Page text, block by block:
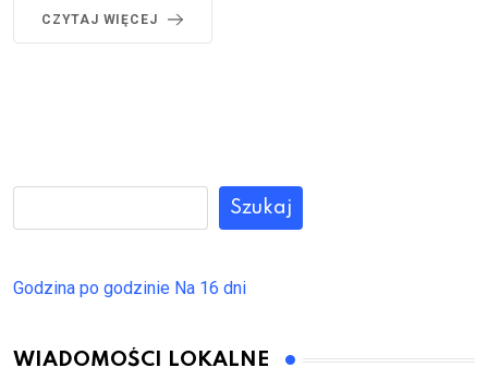
CZYTAJ WIĘCEJ
Szukaj
Godzina po godzinie Na 16 dni
WIADOMOŚCI LOKALNE